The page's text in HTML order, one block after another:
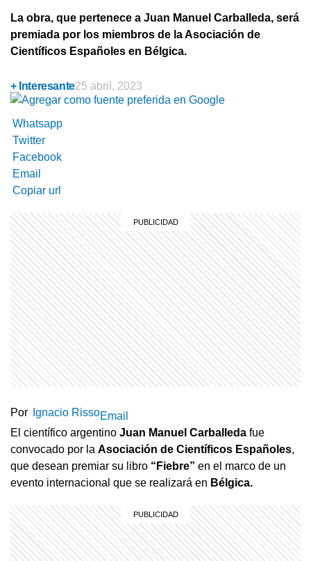
La obra, que pertenece a Juan Manuel Carballeda, será
premiada por los miembros de la Asociación de
Científicos Españoles en Bélgica.
+ Interesante25 abril, 2023
Whatsapp
Twitter
Facebook
Email
Copiar url
Por Ignacio RissoEmail
El científico argentino Juan Manuel Carballeda fue
convocado por la Asociación de Científicos Españoles,
que desean premiar su libro “Fiebre” en el marco de un
evento internacional que se realizará en Bélgica.